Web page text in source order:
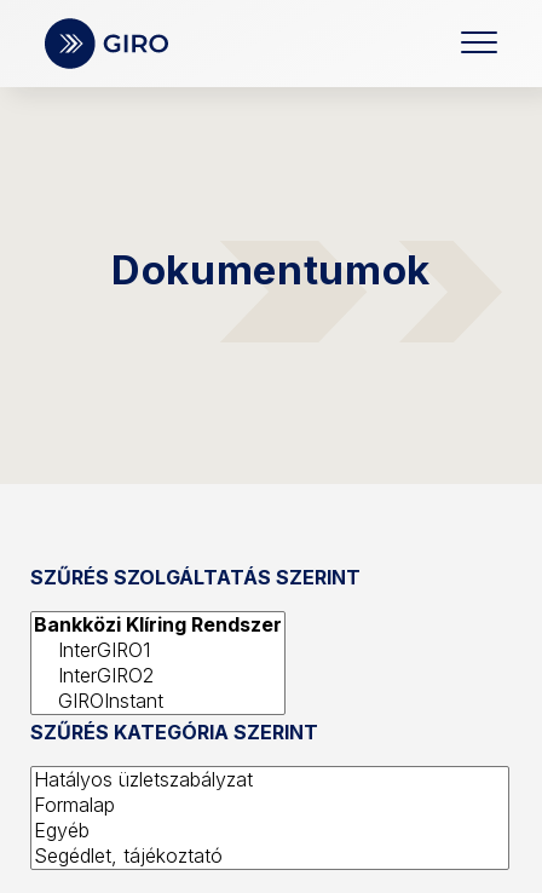
Dokumentumok
SZŰRÉS SZOLGÁLTATÁS SZERINT
SZŰRÉS KATEGÓRIA SZERINT